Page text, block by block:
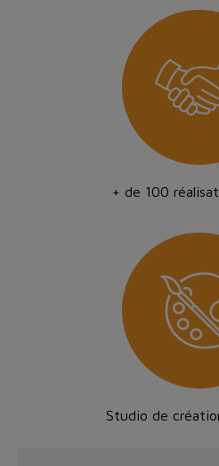
+ de 100
Studio de